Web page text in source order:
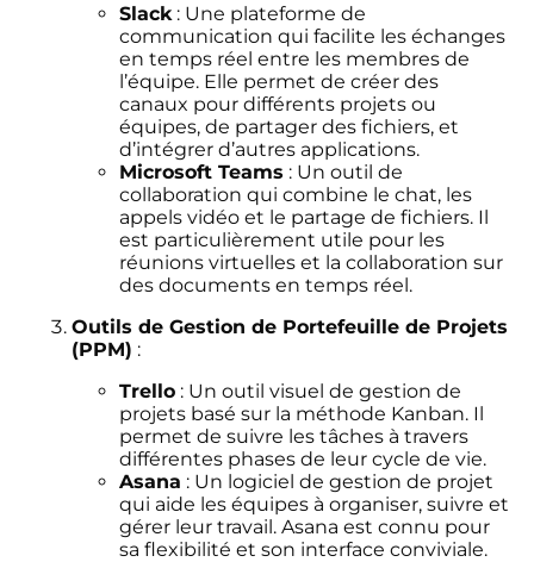
Slack : Une plateforme de
communication qui facilite les échanges
en temps réel entre les membres de
l’équipe. Elle permet de créer des
canaux pour différents projets ou
équipes, de partager des fichiers, et
d’intégrer d’autres applications.
Microsoft Teams : Un outil de
collaboration qui combine le chat, les
appels vidéo et le partage de fichiers. Il
est particulièrement utile pour les
réunions virtuelles et la collaboration sur
des documents en temps réel.
Outils de Gestion de Portefeuille de Projets
(PPM) :
Trello : Un outil visuel de gestion de
projets basé sur la méthode Kanban. Il
permet de suivre les tâches à travers
différentes phases de leur cycle de vie.
Asana : Un logiciel de gestion de projet
qui aide les équipes à organiser, suivre et
gérer leur travail. Asana est connu pour
sa flexibilité et son interface conviviale.